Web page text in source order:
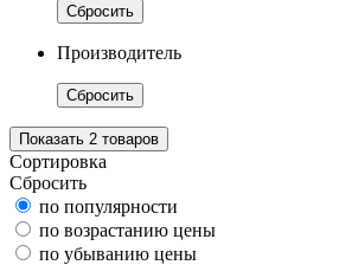
Сбросить
Производитель
Сбросить
Показать 2 товаров
Сортировка
Сбросить
по популярности
по возрастанию цены
по убыванию цены